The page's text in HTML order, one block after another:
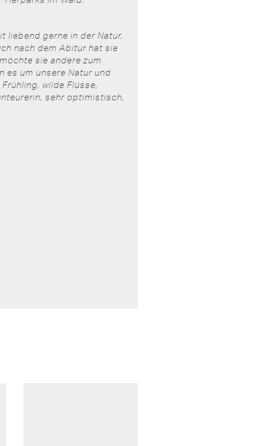
liebend gerne in der Natur.
nach dem Abitur hat sie
sie andere zum
es um unsere Natur und
wilde Flüsse,
sehr optimistisch,